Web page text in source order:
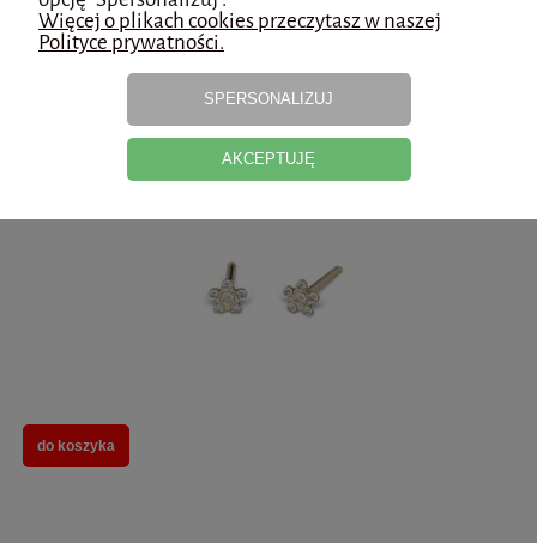
do koszyka
Kolczyki dziecięce Stokrotka złota z kryształkami - Studex System 75
do koszyka
Więcej o plikach cookies przeczytasz w naszej
Polityce prywatności.
SPERSONALIZUJ
AKCEPTUJĘ